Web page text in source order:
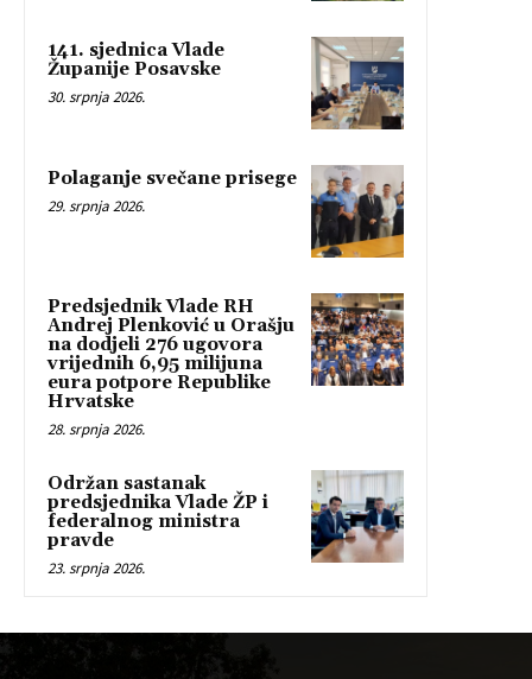
141. sjednica Vlade
Županije Posavske
30. srpnja 2026.
Polaganje svečane prisege
29. srpnja 2026.
Predsjednik Vlade RH
Andrej Plenković u Orašju
na dodjeli 276 ugovora
vrijednih 6,95 milijuna
eura potpore Republike
Hrvatske
28. srpnja 2026.
Održan sastanak
predsjednika Vlade ŽP i
federalnog ministra
pravde
23. srpnja 2026.